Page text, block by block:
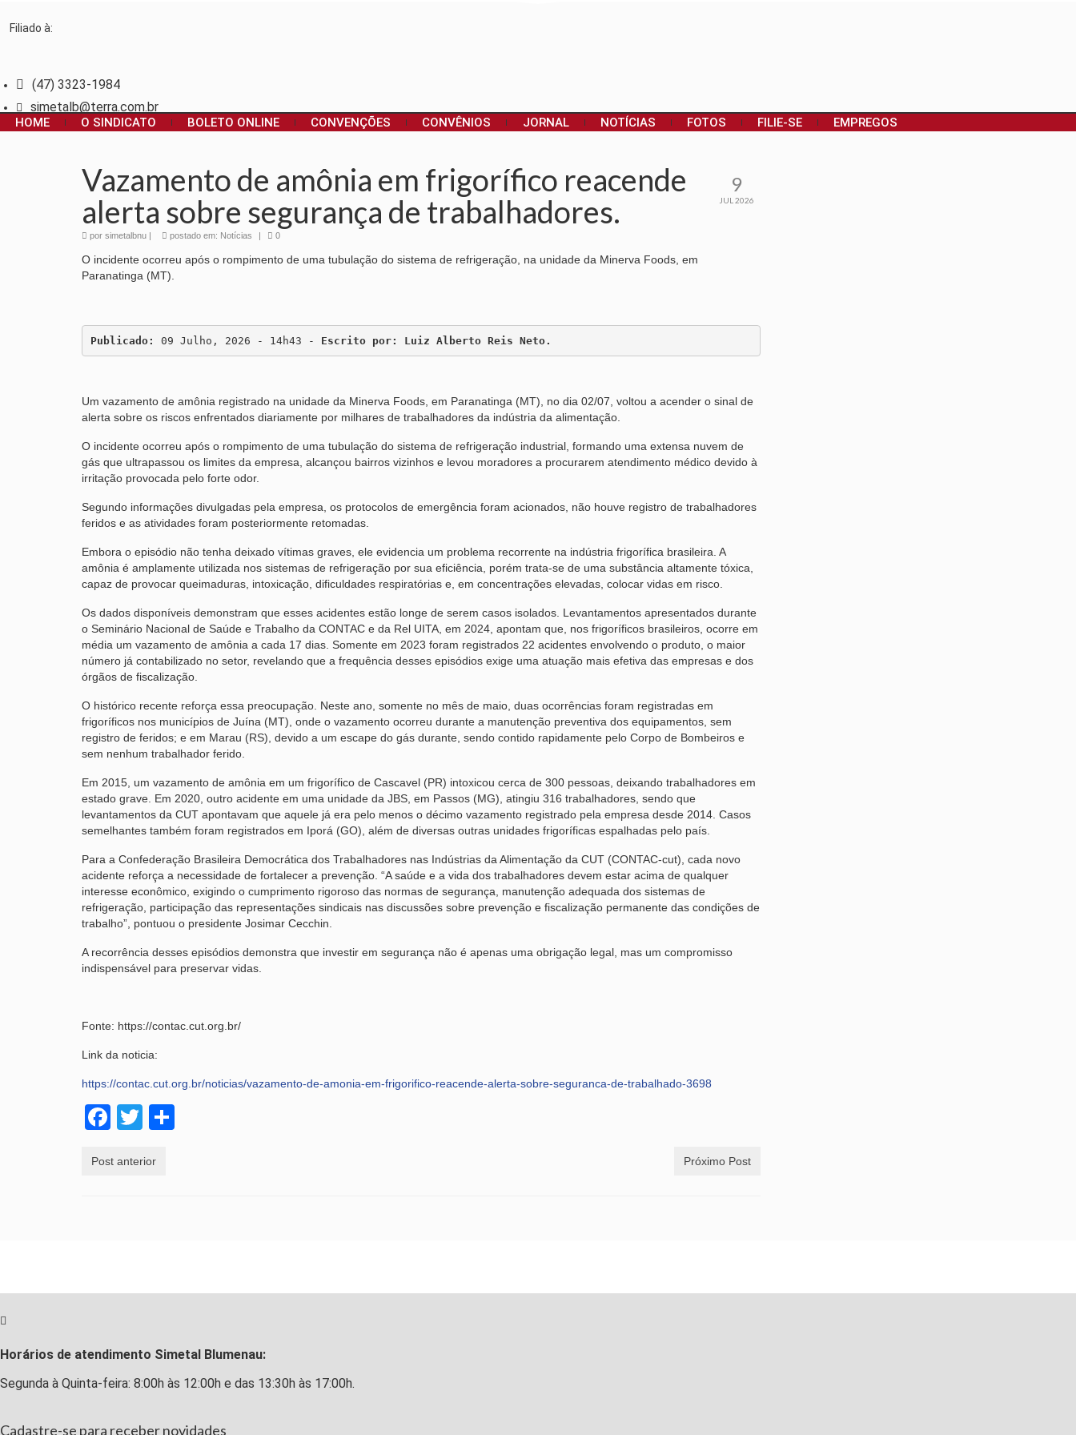
Filiado à:
(47) 3323-1984
simetalb@terra.com.br
HOME O SINDICATO BOLETO ONLINE CONVENÇÕES CONVÊNIOS JORNAL NOTÍCIAS FOTOS FILIE-SE EMPREGOS
9
JUL 2026
Vazamento de amônia em frigorífico reacende
alerta sobre segurança de trabalhadores.
por simetalbnu | postado em: Notícias | 0
O incidente ocorreu após o rompimento de uma tubulação do sistema de refrigeração, na unidade da Minerva Foods, em
Paranatinga (MT).
Publicado: 09 Julho, 2026 - 14h43 - Escrito por: Luiz Alberto Reis Neto.
Um vazamento de amônia registrado na unidade da Minerva Foods, em Paranatinga (MT), no dia 02/07, voltou a acender o sinal de
alerta sobre os riscos enfrentados diariamente por milhares de trabalhadores da indústria da alimentação.
O incidente ocorreu após o rompimento de uma tubulação do sistema de refrigeração industrial, formando uma extensa nuvem de
gás que ultrapassou os limites da empresa, alcançou bairros vizinhos e levou moradores a procurarem atendimento médico devido à
irritação provocada pelo forte odor.
Segundo informações divulgadas pela empresa, os protocolos de emergência foram acionados, não houve registro de trabalhadores
feridos e as atividades foram posteriormente retomadas.
Embora o episódio não tenha deixado vítimas graves, ele evidencia um problema recorrente na indústria frigorífica brasileira. A
amônia é amplamente utilizada nos sistemas de refrigeração por sua eficiência, porém trata-se de uma substância altamente tóxica,
capaz de provocar queimaduras, intoxicação, dificuldades respiratórias e, em concentrações elevadas, colocar vidas em risco.
Os dados disponíveis demonstram que esses acidentes estão longe de serem casos isolados. Levantamentos apresentados durante
o Seminário Nacional de Saúde e Trabalho da CONTAC e da Rel UITA, em 2024, apontam que, nos frigoríficos brasileiros, ocorre em
média um vazamento de amônia a cada 17 dias. Somente em 2023 foram registrados 22 acidentes envolvendo o produto, o maior
número já contabilizado no setor, revelando que a frequência desses episódios exige uma atuação mais efetiva das empresas e dos
órgãos de fiscalização.
O histórico recente reforça essa preocupação. Neste ano, somente no mês de maio, duas ocorrências foram registradas em
frigoríficos nos municípios de Juína (MT), onde o vazamento ocorreu durante a manutenção preventiva dos equipamentos, sem
registro de feridos; e em Marau (RS), devido a um escape do gás durante, sendo contido rapidamente pelo Corpo de Bombeiros e
sem nenhum trabalhador ferido.
Em 2015, um vazamento de amônia em um frigorífico de Cascavel (PR) intoxicou cerca de 300 pessoas, deixando trabalhadores em
estado grave. Em 2020, outro acidente em uma unidade da JBS, em Passos (MG), atingiu 316 trabalhadores, sendo que
levantamentos da CUT apontavam que aquele já era pelo menos o décimo vazamento registrado pela empresa desde 2014. Casos
semelhantes também foram registrados em Iporá (GO), além de diversas outras unidades frigoríficas espalhadas pelo país.
Para a Confederação Brasileira Democrática dos Trabalhadores nas Indústrias da Alimentação da CUT (CONTAC-cut), cada novo
acidente reforça a necessidade de fortalecer a prevenção. “A saúde e a vida dos trabalhadores devem estar acima de qualquer
interesse econômico, exigindo o cumprimento rigoroso das normas de segurança, manutenção adequada dos sistemas de
refrigeração, participação das representações sindicais nas discussões sobre prevenção e fiscalização permanente das condições de
trabalho”, pontuou o presidente Josimar Cecchin.
A recorrência desses episódios demonstra que investir em segurança não é apenas uma obrigação legal, mas um compromisso
indispensável para preservar vidas.
Fonte: https://contac.cut.org.br/
Link da noticia:
https://contac.cut.org.br/noticias/vazamento-de-amonia-em-frigorifico-reacende-alerta-sobre-seguranca-de-trabalhado-3698
Facebook
Twitter
Post anterior Próximo Post
Horários de atendimento Simetal Blumenau:
Segunda à Quinta-feira: 8:00h às 12:00h e das 13:30h às 17:00h.
Cadastre-se para receber novidades